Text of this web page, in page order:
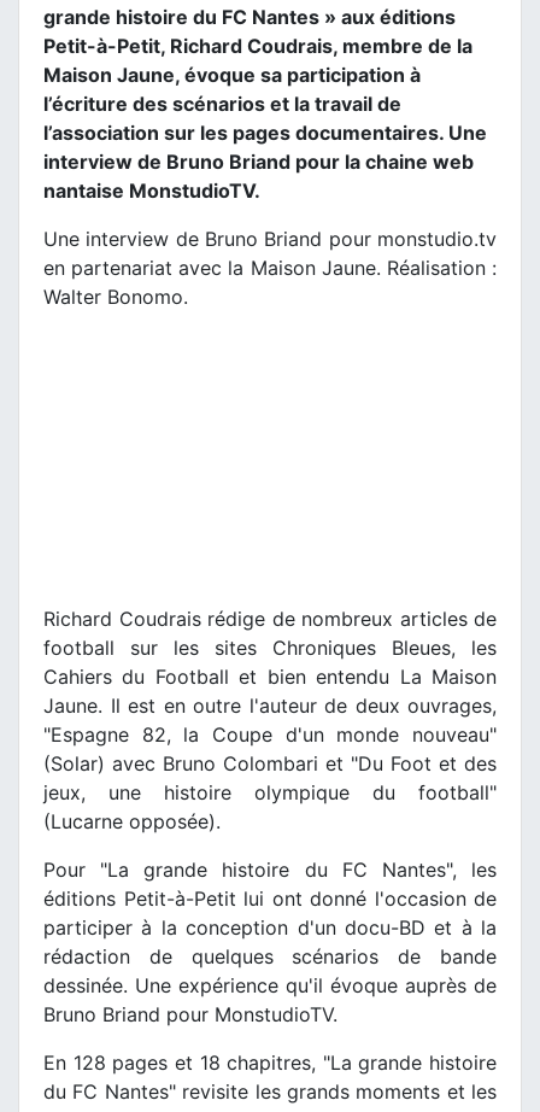
grande histoire du FC Nantes » aux éditions
Petit-à-Petit, Richard Coudrais, membre de la
Maison Jaune, évoque sa participation à
l’écriture des scénarios et la travail de
l’association sur les pages documentaires. Une
interview de Bruno Briand pour la chaine web
nantaise MonstudioTV.
Une interview de Bruno Briand pour monstudio.tv
en partenariat avec la Maison Jaune. Réalisation :
Walter Bonomo.
Richard Coudrais rédige de nombreux articles de
football sur les sites Chroniques Bleues, les
Cahiers du Football et bien entendu La Maison
Jaune. Il est en outre l'auteur de deux ouvrages,
"Espagne 82, la Coupe d'un monde nouveau"
(Solar) avec Bruno Colombari et "Du Foot et des
jeux, une histoire olympique du football"
(Lucarne opposée).
Pour "La grande histoire du FC Nantes", les
éditions Petit-à-Petit lui ont donné l'occasion de
participer à la conception d'un docu-BD et à la
rédaction de quelques scénarios de bande
dessinée. Une expérience qu'il évoque auprès de
Bruno Briand pour MonstudioTV.
En 128 pages et 18 chapitres, "La grande histoire
du FC Nantes" revisite les grands moments et les